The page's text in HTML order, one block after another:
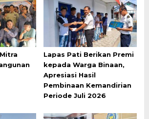
Lapas Pati Berikan Premi
kepada Warga Binaan,
Apresiasi Hasil
Pembinaan Kemandirian
Periode Juli 2026